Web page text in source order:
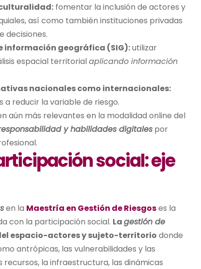
fomentar la inclusión de actores y
así como también instituciones privadas
decisiones.
información geográfica (SIG):utilizar
espacial territorialaplicando información
nacionales como internacionales:
reducir la variable de riesgo.
aún más relevantes en la modalidad online del
y habilidades digitales por
social: eje
en la Maestría en Gestión de Riesgoses la
con la participación social. Lagestión de
espacio-actores y sujeto-territorio donde
antrópicas, las vulnerabilidades y las
recursos, la infraestructura, las dinámicas